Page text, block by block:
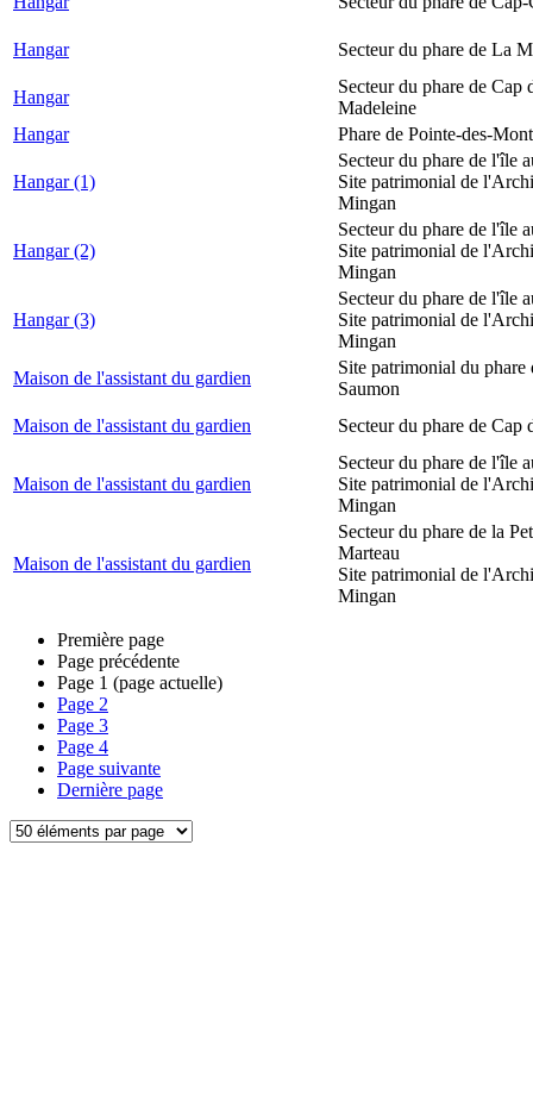
Hangar Secteur du phare de La
Hangar
Secteur du phare de Cap
Madeleine
Hangar
Phare de Pointe-des-
Hangar (1)
Secteur du phare de l'île
Site patrimonial de
Mingan
Hangar (2)
Secteur du phare de l'île
Site patrimonial de
Mingan
Hangar (3)
Secteur du phare de l'île
Site patrimonial de
Mingan
Maison de l'assistant du gardien
Site patrimonial du phare
Saumon
Maison de l'assistant du gardien
Secteur du phare de Cap
Maison de l'assistant du gardien
Secteur du phare de l'île
Site patrimonial de
Mingan
Maison de l'assistant du gardien
Secteur du phare de la
Marteau
Site patrimonial de
Mingan
Première page
Page précédente
Page 1 (page actuelle)
Page 2
Page 3
Page 4
Page suivante
Dernière page